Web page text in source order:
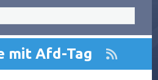
mit Afd-Tag